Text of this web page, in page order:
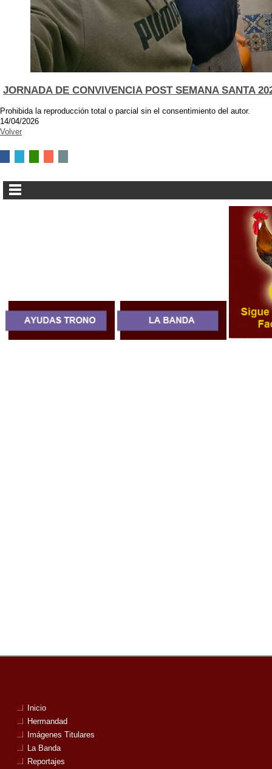
JORNADA DE CONVIVENCIA POST SEMANA SANTA
Prohibida la reproducción total o parcial sin el consentimiento del autor.
14/04/2026
Volver
Inicio
Hermandad
Imágenes Titulares
La Banda
Reportajes